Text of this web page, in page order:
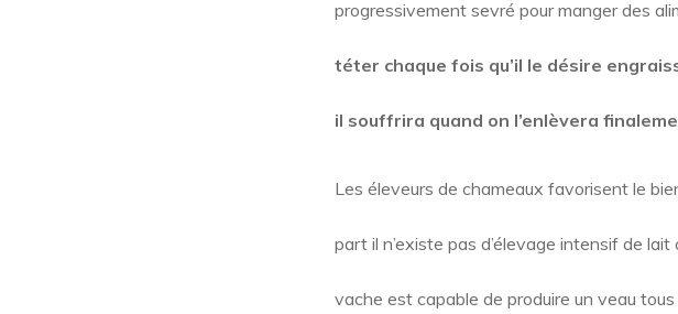
progressivement sevré pour manger des
téter chaque fois qu’il le désire
il souffrira quand on l’enlèvera
Les éleveurs de chameaux favorisent le
part il n’existe pas d’élevage intensif de
vache est capable de produire un veau